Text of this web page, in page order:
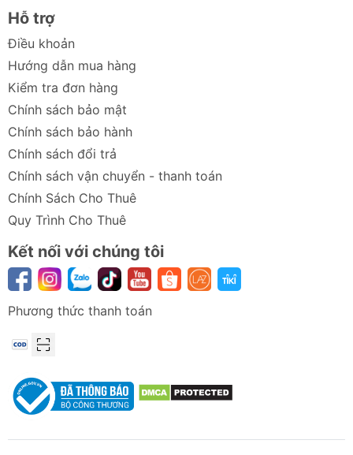
Hỗ trợ
Điều khoản
Hướng dẫn mua hàng
Kiểm tra đơn hàng
Chính sách bảo mật
Chính sách bảo hành
Chính sách đổi trả
Chính sách vận chuyển - thanh toán
Chính Sách Cho Thuê
Quy Trình Cho Thuê
Kết nối với chúng tôi
Phương thức thanh toán